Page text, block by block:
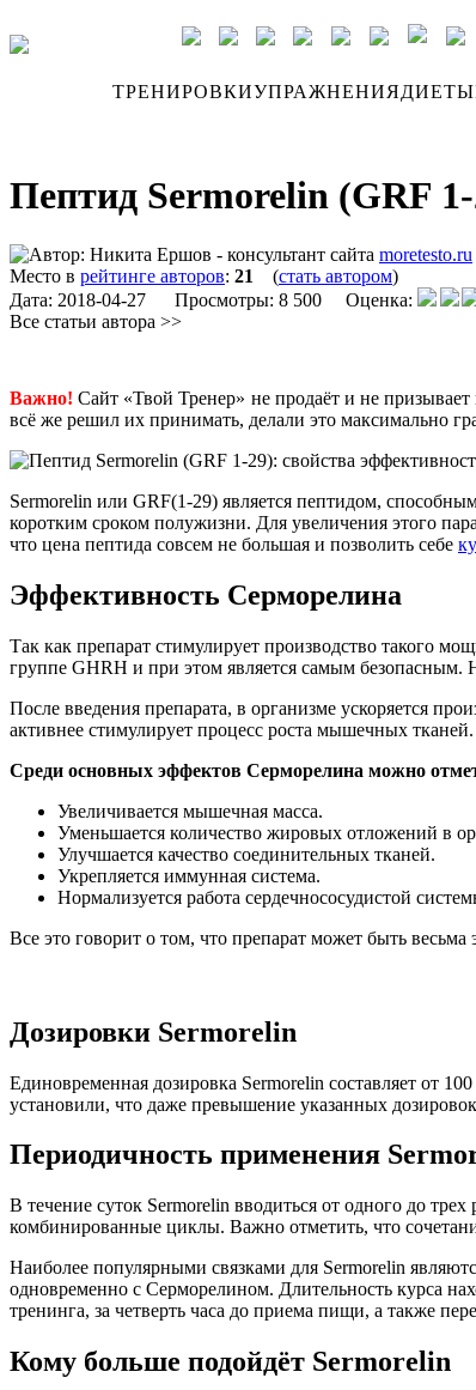
ТРЕНИРОВКИУПРАЖНЕНИЯДИЕТЫ
Пептид Sermorelin (GRF
Автор: Никита Ершов - консультант сайта moretesto.ru
Место в рейтинге авторов: 21 (стать автором)
Дата: 2018-04-27 Просмотры: 8 500 Оценка:
Все статьи автора >>
Важно! Сайт «Твой Тренер» не продаёт и не
всё же решил их принимать, делали это максимально
Sermorelin или GRF(1-29) является пептидом,
коротким сроком полужизни. Для увеличения этого
что цена пептида совсем не большая и позволить себе
Эффективность Серморелина
Так как препарат стимулирует производство такого
группе GHRH и при этом является самым безопасным.
После введения препарата, в организме ускоряется
активнее стимулирует процесс роста мышечных
Среди основных эффектов Серморелина можно
Увеличивается мышечная масса.
Уменьшается количество жировых отложений в
Улучшается качество соединительных тканей.
Укрепляется иммунная система.
Нормализуется работа сердечнососудистой
Все это говорит о том, что препарат может быть
Дозировки Sermorelin
Единовременная дозировка Sermorelin составляет от
установили, что даже превышение указанных
Периодичность применения
В течение суток Sermorelin вводиться от одного до
комбинированные циклы. Важно отметить, что
Наиболее популярными связками для Sermorelin
одновременно с Серморелином. Длительность курса
тренинга, за четверть часа до приема пищи, а также
Кому больше подойдёт Sermorelin